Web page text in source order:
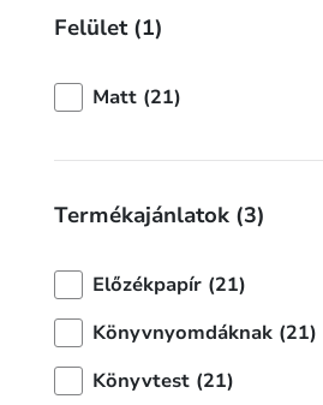
Felület (1)
Matt (21)
Termékajánlatok (3)
Előzékpapír (21)
Könyvnyomdáknak (21)
Könyvtest (21)